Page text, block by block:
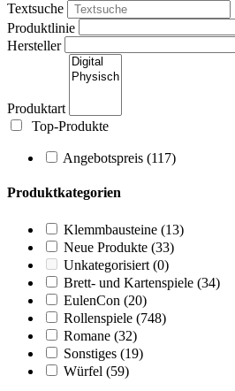
Textsuche
Produktlinie
Hersteller
Produktart
Top-Produkte
Angebotspreis (117)
Produktkategorien
Klemmbausteine (13)
Neue Produkte (33)
Unkategorisiert (0)
Brett- und Kartenspiele (34)
EulenCon (20)
Rollenspiele (748)
Romane (32)
Sonstiges (19)
Würfel (59)